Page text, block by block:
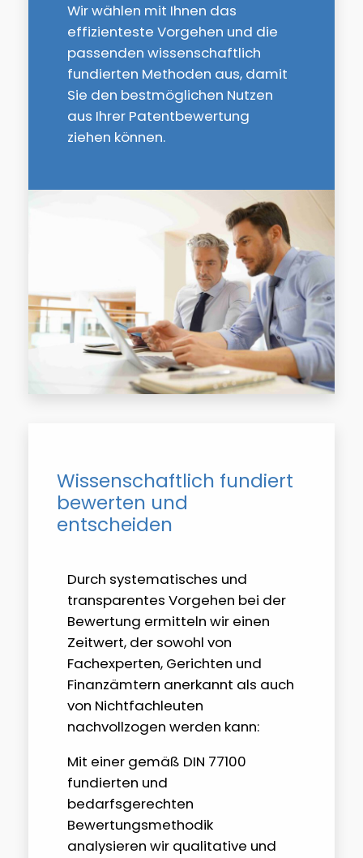
Wir wählen mit Ihnen das
effizienteste Vorgehen und die
passenden wissenschaftlich
fundierten Methoden aus, damit
Sie den bestmöglichen Nutzen
aus Ihrer Patentbewertung
ziehen können.
Wissenschaftlich fundiert
bewerten und
entscheiden
Durch systematisches und
transparentes Vorgehen bei der
Bewertung ermitteln wir einen
Zeitwert, der sowohl von
Fachexperten, Gerichten und
Finanzämtern anerkannt als auch
von Nichtfachleuten
nachvollzogen werden kann:
Mit einer gemäß DIN 77100
fundierten und
bedarfsgerechten
Bewertungsmethodik
analysieren wir qualitative und